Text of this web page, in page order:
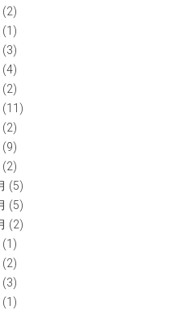
(2)
(1)
(3)
(4)
(2)
(11)
(2)
(9)
(2)
(5)
(5)
(2)
(1)
(2)
(3)
(1)